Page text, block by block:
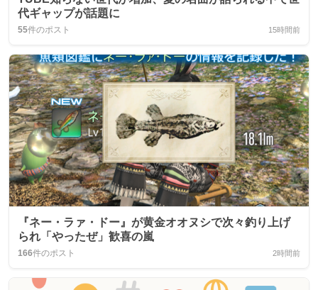
代ギャップが話題に
55件のポスト 15時間前
『ネー・ラァ・ドー』が黄金オオヌシで次々釣り上げ
られ「やったぜ」歓喜の嵐
166件のポスト 2時間前